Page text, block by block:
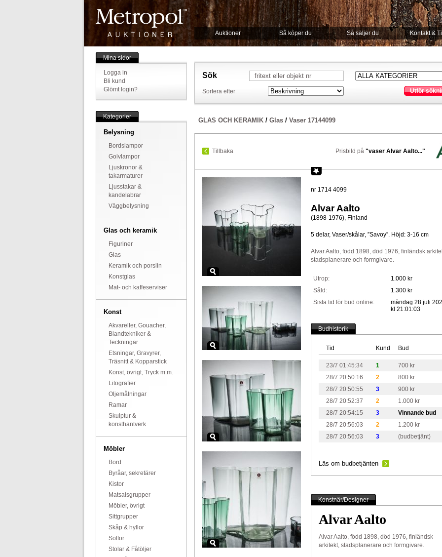
Auktioner Så köper du Så säljer du Kontakt &
Mina sidor
Logga in
Bli kund
Glömt login?
Kategorier
Belysning
Bordslampor
Golvlampor
Ljuskronor &
takarmaturer
Ljusstakar &
kandelabrar
Väggbelysning
Glas och keramik
Figuriner
Glas
Keramik och porslin
Konstglas
Mat- och kaffeserviser
Konst
Akvareller, Gouacher,
Blandtekniker &
Teckningar
Etsningar, Gravyrer,
Träsnitt & Kopparstick
Konst, övrigt, Tryck m.m.
Litografier
Oljemålningar
Ramar
Skulptur &
konsthantverk
Möbler
Bord
Byråar, sekretärer
Kistor
Matsalsgrupper
Möbler, övrigt
Sittgrupper
Skåp & hyllor
Soffor
Stolar & Fåtöljer
Sök
Sortera efter Utför
GLAS OCH KERAMIK/ Glas/ Vaser 17144099
Tillbaka Prisbild på "vaser Alvar Aalto..."
nr 1714 4099
Alvar Aalto
(1898-1976), Finland
5 delar, Vaser/skålar, ”Savoy”. Höjd: 3-16 cm
Alvar Aalto, född 1898, död 1976, finländsk
stadsplanerare och formgivare.
Utrop:
1.000 kr
Såld:
1.300 kr
Sista tid för bud online:
måndag 28 juli
kl 21:01:03
Budhistorik
Tid Kund Bud
23/7 01:45:34 1
700 kr
28/7 20:50:16
2
800 kr
28/7 20:50:55
3
900 kr
28/7 20:52:37
2
1.000 kr
28/7 20:54:15
3
Vinnande bud
28/7 20:56:03
2
1.200 kr
28/7 20:56:03
3 (budbetjänt)
Läs om budbetjänten
Konstnär/Designer
Alvar Aalto
Alvar Aalto, född 1898, död 1976, finländsk
arkitekt, stadsplanerare och formgivare.